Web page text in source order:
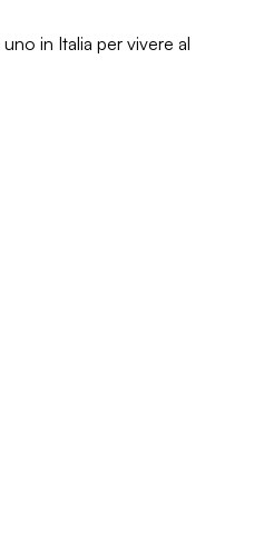
in Italia per vivere al